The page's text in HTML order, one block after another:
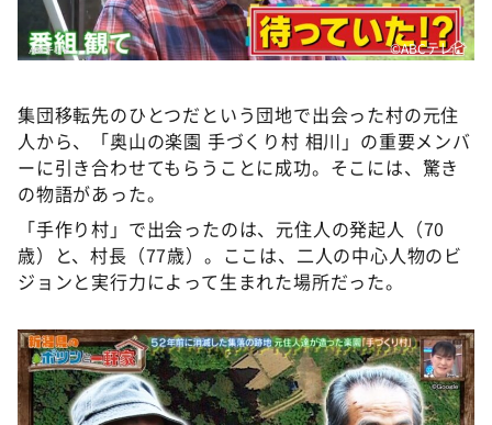
©ABCテレビ
集団移転先のひとつだという団地で出会った村の元住
人から、「奥山の楽園 手づくり村 相川」の重要メンバ
ーに引き合わせてもらうことに成功。そこには、驚き
の物語があった。
「手作り村」で出会ったのは、元住人の発起人（70
歳）と、村長（77歳）。ここは、二人の中心人物のビ
ジョンと実行力によって生まれた場所だった。